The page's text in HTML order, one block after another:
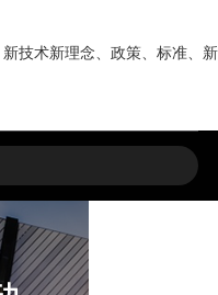
技术新理念、政策、标准、新